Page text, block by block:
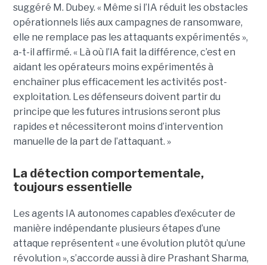
suggéré M. Dubey. « Même si l’IA réduit les obstacles
opérationnels liés aux campagnes de ransomware,
elle ne remplace pas les attaquants expérimentés »,
a-t-il affirmé. « Là où l’IA fait la différence, c’est en
aidant les opérateurs moins expérimentés à
enchaîner plus efficacement les activités post-
exploitation. Les défenseurs doivent partir du
principe que les futures intrusions seront plus
rapides et nécessiteront moins d’intervention
manuelle de la part de l’attaquant. »
La détection comportementale,
toujours essentielle
Les agents IA autonomes capables d’exécuter de
manière indépendante plusieurs étapes d’une
attaque représentent « une évolution plutôt qu’une
révolution », s’accorde aussi à dire Prashant Sharma,